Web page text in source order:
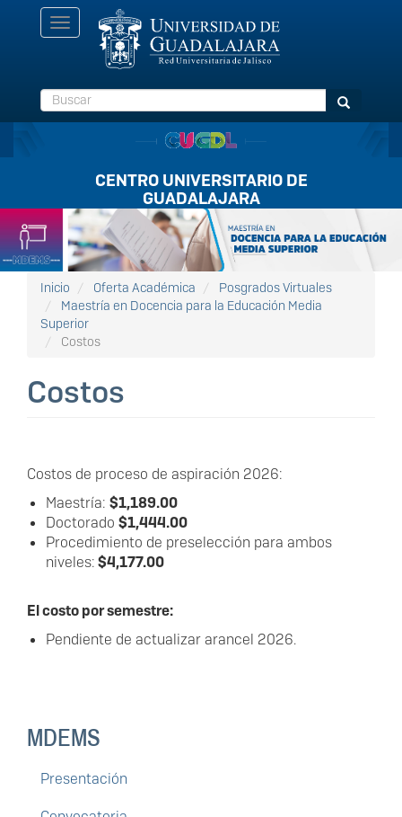
Toggle
navigation
Buscar Buscar
CENTRO UNIVERSITARIO DE
GUADALAJARA
Listón
FullScreen
Inicio Oferta Académica
Posgrados Virtuales
Maestría en Docencia para la Educación Media
Superior
Costos
Costos
Costos de proceso de aspiración 2026:
Maestría: $1,189.00
Doctorado $1,444.00
Procedimiento de preselección para ambos
niveles:$4,177.00
El costo por semestre:
Pendiente de actualizar arancel 2026.
MDEMS
Presentación